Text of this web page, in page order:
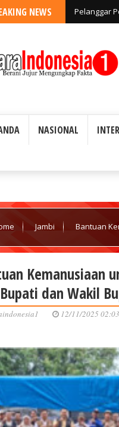
NEWS Pelanggar
NASIONAL
Jambi Bantuan
Kemanusiaan
dan Wakil
12/11/2025